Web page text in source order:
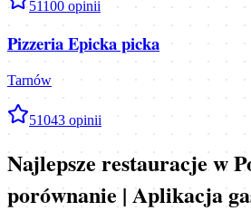
51100 opinii
Pizzeria Epicka picka
Tarnów
51043 opinii
Najlepsze restauracje w
porównanie | Aplikacja